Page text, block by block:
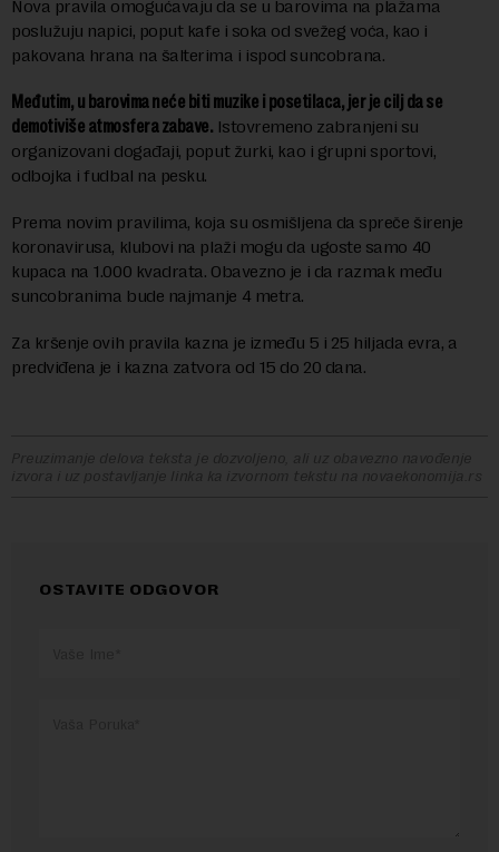
Nova pravila omogućavaju da se u barovima na plažama
poslužuju napici, poput kafe i soka od svežeg voća, kao i
pakovana hrana na šalterima i ispod suncobrana.
Međutim, u barovima neće biti muzike i posetilaca, jer je cilj da se
demotiviše atmosfera zabave. Istovremeno zabranjeni su
organizovani događaji, poput žurki, kao i grupni sportovi,
odbojka i fudbal na pesku.
Prema novim pravilima, koja su osmišljena da spreče širenje
koronavirusa, klubovi na plaži mogu da ugoste samo 40
kupaca na 1.000 kvadrata. Obavezno je i da razmak među
suncobranima bude najmanje 4 metra.
Za kršenje ovih pravila kazna je između 5 i 25 hiljada evra, a
predviđena je i kazna zatvora od 15 do 20 dana.
Preuzimanje delova teksta je dozvoljeno, ali uz obavezno navođenje
izvora i uz postavljanje linka ka izvornom tekstu na novaekonomija.rs
OSTAVITE ODGOVOR